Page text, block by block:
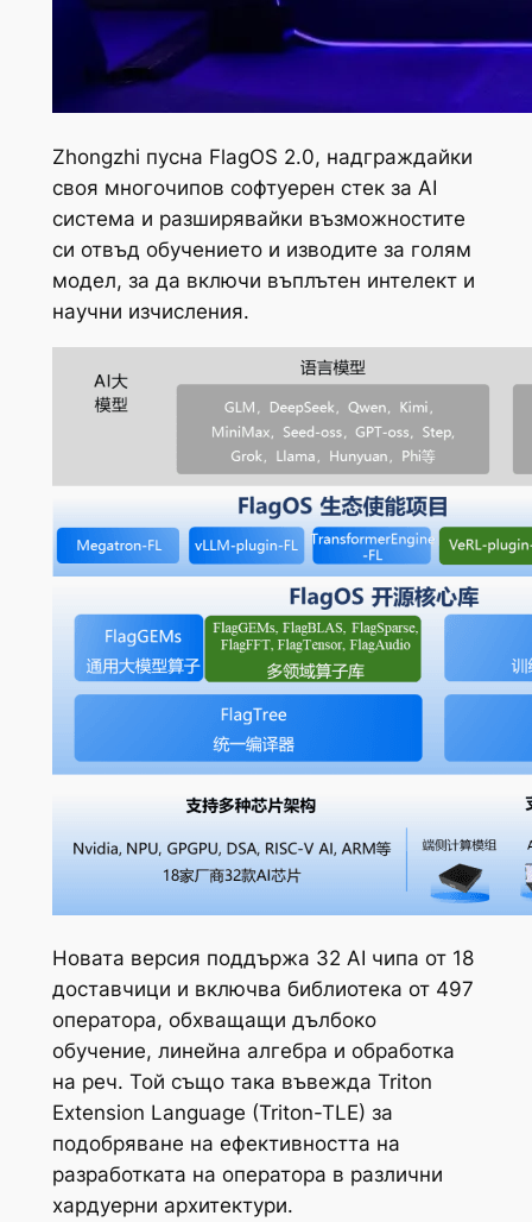
Zhongzhi пусна FlagOS 2.0, надграждайки
своя многочипов софтуерен стек за AI
система и разширявайки възможностите
си отвъд обучението и изводите за голям
модел, за да включи въплътен интелект и
научни изчисления.
Новата версия поддържа 32 AI чипа от 18
доставчици и включва библиотека от 497
оператора, обхващащи дълбоко
обучение, линейна алгебра и обработка
на реч. Той също така въвежда Triton
Extension Language (Triton-TLE) за
подобряване на ефективността на
разработката на оператора в различни
хардуерни архитектури.